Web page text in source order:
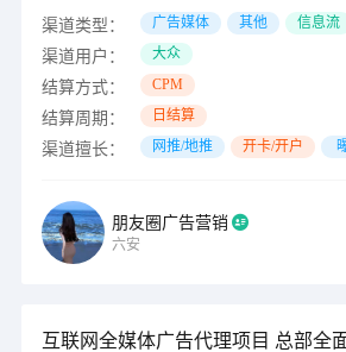
渠道类型： 广告媒体 其他 信息流
渠道用户： 大众
结算方式： CPM
结算周期： 日结算
渠道擅长： 网推/地推 开卡/开户
朋友圈广告营销
六安
互联网全媒体广告代理项目 总部全